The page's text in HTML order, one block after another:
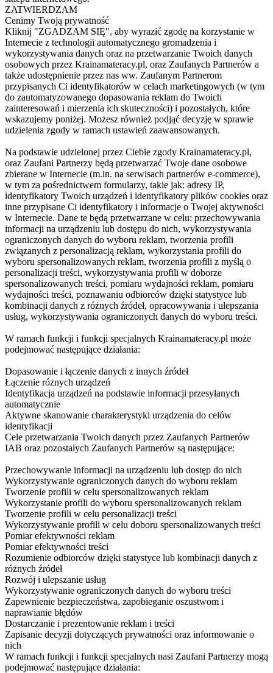
ZATWIERDZAM
Cenimy Twoją prywatność
Kliknij "ZGADZAM SIĘ", aby wyrazić zgodę na korzystanie w
Internecie z technologii automatycznego gromadzenia i
wykorzystywania danych oraz na przetwarzanie Twoich danych
osobowych przez Krainamateracy.pl, oraz Zaufanych Partnerów a
także udostępnienie przez nas ww. Zaufanym Partnerom
przypisanych Ci identyfikatorów w celach marketingowych (w tym
do zautomatyzowanego dopasowania reklam do Twoich
zainteresowań i mierzenia ich skuteczności) i pozostałych, które
wskazujemy poniżej. Możesz również podjąć decyzję w sprawie
udzielenia zgody w ramach ustawień zaawansowanych.
Na podstawie udzielonej przez Ciebie zgody Krainamateracy.pl,
oraz Zaufani Partnerzy będą przetwarzać Twoje dane osobowe
zbierane w Internecie (m.in. na serwisach partnerów e-commerce),
w tym za pośrednictwem formularzy, takie jak: adresy IP,
identyfikatory Twoich urządzeń i identyfikatory plików cookies oraz
inne przypisane Ci identyfikatory i informacje o Twojej aktywności
w Internecie. Dane te będą przetwarzane w celu: przechowywania
informacji na urządzeniu lub dostępu do nich, wykorzystywania
ograniczonych danych do wyboru reklam, tworzenia profili
związanych z personalizacją reklam, wykorzystania profili do
wyboru spersonalizowanych reklam, tworzenia profili z myślą o
personalizacji treści, wykorzystywania profili w doborze
spersonalizowanych treści, pomiaru wydajności reklam, pomiaru
wydajności treści, poznawaniu odbiorców dzięki statystyce lub
kombinacji danych z różnych źródeł, opracowywania i ulepszania
usług, wykorzystywania ograniczonych danych do wyboru treści.
W ramach funkcji i funkcji specjalnych Krainamateracy.pl może
podejmować następujące działania:
Dopasowanie i łączenie danych z innych źródeł
Łączenie różnych urządzeń
Identyfikacja urządzeń na podstawie informacji przesyłanych
automatycznie
Aktywne skanowanie charakterystyki urządzenia do celów
identyfikacji
Cele przetwarzania Twoich danych przez Zaufanych Partnerów
IAB oraz pozostałych Zaufanych Partnerów są następujące:
Przechowywanie informacji na urządzeniu lub dostęp do nich
Wykorzystywanie ograniczonych danych do wyboru reklam
Tworzenie profili w celu spersonalizowanych reklam
Wykorzystanie profili do wyboru spersonalizowanych reklam
Tworzenie profili w celu personalizacji treści
Wykorzystywanie profili w celu doboru spersonalizowanych treści
Pomiar efektywności reklam
Pomiar efektywności treści
Rozumienie odbiorców dzięki statystyce lub kombinacji danych z
różnych źródeł
Rozwój i ulepszanie usług
Wykorzystywanie ograniczonych danych do wyboru treści
Zapewnienie bezpieczeństwa, zapobieganie oszustwom i
naprawianie błędów
Dostarczanie i prezentowanie reklam i treści
Zapisanie decyzji dotyczących prywatności oraz informowanie o
nich
W ramach funkcji i funkcji specjalnych nasi Zaufani Partnerzy mogą
podejmować następujące działania: